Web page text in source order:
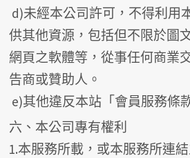
d)未經本公司許可，不得利用
供其他資源，包括但不限於圖
網頁之軟體等，從事任何商業
告商或贊助人。
e)其他違反本站「會員服務條
六、本公司專有權利
1.本服務所載，或本服務所連